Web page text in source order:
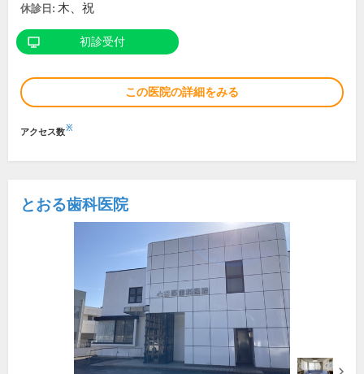
休診日: 木、祝
初診受付
この医院の詳細をみる
アクセス数※
とおる歯科医院